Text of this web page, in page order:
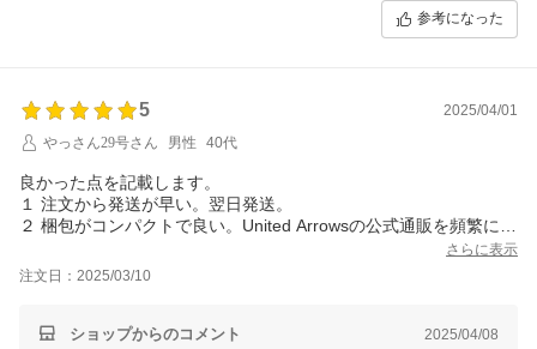
参考になった
5
2025/04/01
やっさん29号さん
男性 40代
良かった点を記載します。
１ 注文から発送が早い。翌日発送。
２ 梱包がコンパクトで良い。United Arrowsの公式通販を頻繁に利
用するが、あちらは梱包が大きくダンボールに無駄が多い。
３ 玄関前の置き配を希望している旨、配達員に良く分かるよう、
さらに表示
注文日：2025/03/10
ショップからのコメント 2025/04/08